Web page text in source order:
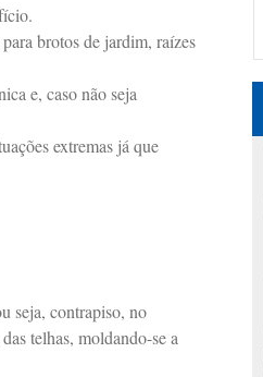
brotos de jardim, raízes
e, caso não seja
extremas já que
seja, contrapiso, no
telhas, moldando-se a